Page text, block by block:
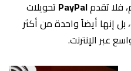
فلا تقدمPayPalتحويلات
إنها أيضاً واحدة من أكثر
عبر الإنترنت.